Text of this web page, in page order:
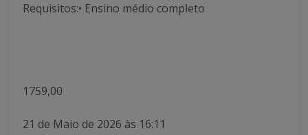
Requisitos:• Ensino médio completo
1759,00
21 de Maio de 2026 às 16:11